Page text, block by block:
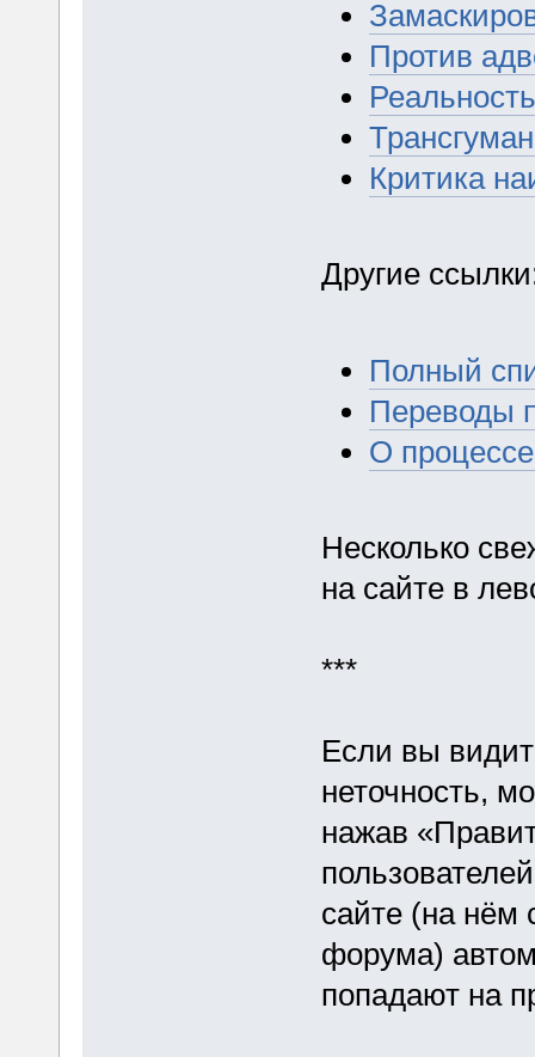
Против
Критика
Другие
Полный
Переводы
О
Несколько
на сайте в
***
Если вы
неточность,
нажав
сайте (на нём
форума)
попадают на